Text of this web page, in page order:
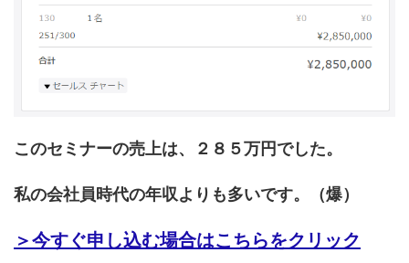
このセミナーの売上は、２８５万円でした。
私の会社員時代の年収よりも多いです。（爆）
＞今すぐ申し込む場合はこちらをクリック